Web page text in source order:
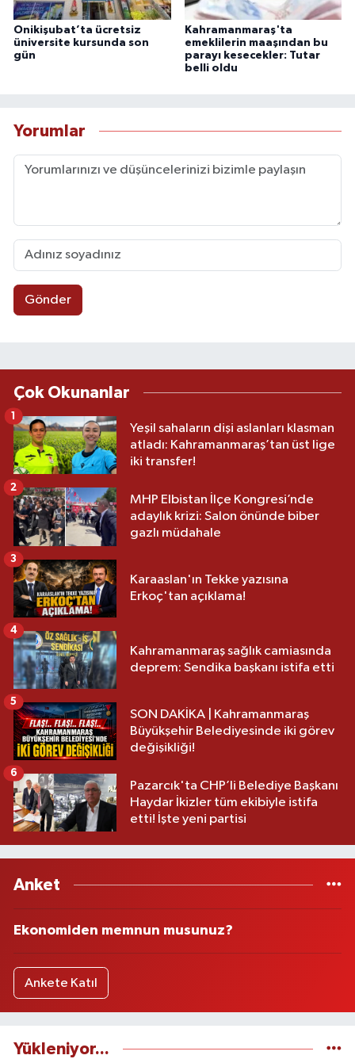
Onikişubat’ta ücretsiz
üniversite kursunda son
gün
Kahramanmaraş'ta
emeklilerin maaşından bu
parayı kesecekler: Tutar
belli oldu
Yorumlar
Gönder
Çok Okunanlar
Yeşil sahaların dişi aslanları klasman
atladı: Kahramanmaraş’tan üst lige
iki transfer!
1
MHP Elbistan İlçe Kongresi’nde
adaylık krizi: Salon önünde biber
gazlı müdahale
2
Karaaslan'ın Tekke yazısına
Erkoç'tan açıklama!
3
Kahramanmaraş sağlık camiasında
deprem: Sendika başkanı istifa etti
4
SON DAKİKA | Kahramanmaraş
Büyükşehir Belediyesinde iki görev
değişikliği!
5
Pazarcık'ta CHP’li Belediye Başkanı
Haydar İkizler tüm ekibiyle istifa
etti! İşte yeni partisi
6
Anket
Ekonomiden memnun musunuz?
Ankete Katıl
Yükleniyor...